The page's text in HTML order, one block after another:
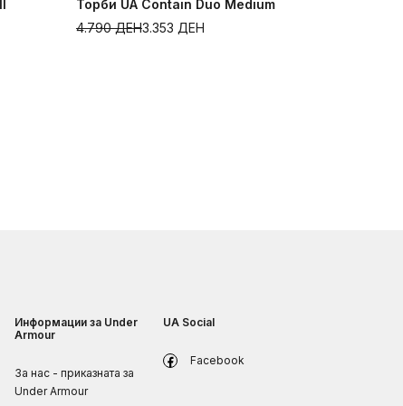
Торби UA Contain Duo Medium
3.353 ДЕН
4.790ДЕН
Информации за Under
Armour
За нас - приказната за
Under Armour
UA Social
Facebook